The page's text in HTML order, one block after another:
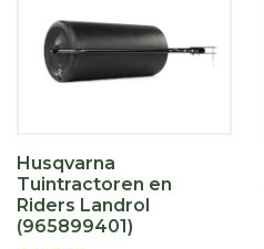
Husqvarna
Tuintractoren en
Riders Landrol
(965899401)